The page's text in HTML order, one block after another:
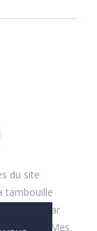
du site
tambouille
Par
Mes